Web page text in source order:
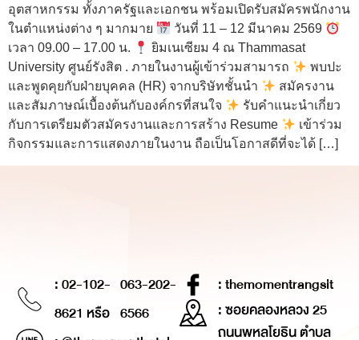
อุตสาหกรรม ทั้งภาครัฐและเอกชน พร้อมเปิดรับสมัครพนักงาน
ในตำแหน่งต่าง ๆ มากมาย
วันที่ 11 – 12 มีนาคม 2569
เวลา 09.00 – 17.00 น.
ยิมเนเซียม 4 ณ Thammasat
University ศูนย์รังสิต . ภายในงานผู้เข้าร่วมสามารถ
พบปะ
และพูดคุยกับฝ่ายบุคคล (HR) จากบริษัทชั้นนำ
สมัครงาน
และสัมภาษณ์เบื้องต้นกับองค์กรที่สนใจ
รับคำแนะนำเกี่ยว
กับการเตรียมตัวสมัครงานและการสร้าง Resume
เข้าร่วม
กิจกรรมและการแสดงภายในงาน ถือเป็นโอกาสดีที่จะได้ […]
: 02-102-
8621 หรือ
063-202-
6566
: themomentrangsit
: ซอยคลองหลวง 25
ถนนพหลโยธิน ตำบล